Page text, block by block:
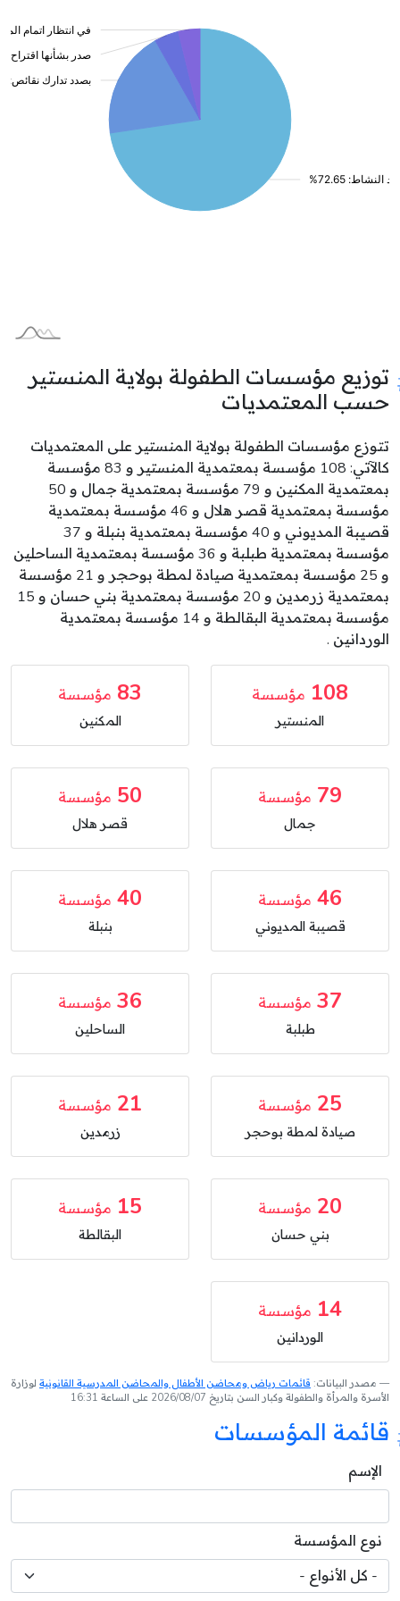
توزيع مؤسسات الطفولة بولاية المنستير
حسب المعتمديات
تتوزع مؤسسات الطفولة بولاية المنستير على المعتمديات
كالآتي: 108 مؤسسة بمعتمدية المنستير و 83 مؤسسة
بمعتمدية المكنين و 79 مؤسسة بمعتمدية جمال و 50
مؤسسة بمعتمدية قصر هلال و 46 مؤسسة بمعتمدية
قصيبة المديوني و 40 مؤسسة بمعتمدية بنبلة و 37
مؤسسة بمعتمدية طبلبة و 36 مؤسسة بمعتمدية الساحلين
و 25 مؤسسة بمعتمدية صيادة لمطة بوحجر و 21 مؤسسة
بمعتمدية زرمدين و 20 مؤسسة بمعتمدية بني حسان و 15
مؤسسة بمعتمدية البقالطة و 14 مؤسسة بمعتمدية
الوردانين .
108 مؤسسة
المنستير
83 مؤسسة
المكنين
79 مؤسسة
جمال
50 مؤسسة
قصر هلال
46 مؤسسة
قصيبة المديوني
40 مؤسسة
بنبلة
37 مؤسسة
طبلبة
36 مؤسسة
الساحلين
25 مؤسسة
صيادة لمطة بوحجر
21 مؤسسة
زرمدين
20 مؤسسة
بني حسان
15 مؤسسة
البقالطة
14 مؤسسة
الوردانين
مصدر البيانات: قائمات رياض ومحاضن الأطفال والمحاضن المدرسية القانونية لوزارة
الأسرة والمرأة والطفولة وكبار السن بتاريخ 2026/08/07 على الساعة 16:31
قائمة المؤسسات
الإسم
نوع المؤسسة